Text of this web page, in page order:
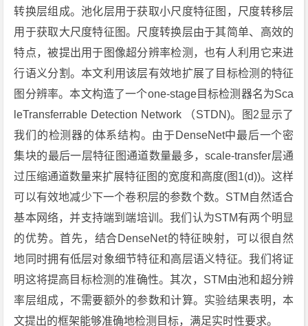
转换层组成。池化层用于获取小尺度特征图，尺度转移层
用于获取大尺度特征图。尺度转换层由于其简单、高效的
特点，被提出用于图像超分辨率检测，也有人利用它来进
行语义分割。本文利用该层有效地扩展了目标检测的特征
图分辨率。本文构造了一个one-stage目标检测器名为Sca
leTransferrable Detection Network （STDN)。图2显示了
我们的检测器的体系结构。由于DenseNet中最后一个密
集块的最后一层特征图通道数量最多，scale-transfer层通
过压缩通道数量来扩展特征图的宽度和高度(图1(d))。这样
可以有效地减少下一个卷积层的参数个数。STM自然适合
基本网络，并支持端到端培训。我们认为STM有两个明显
的优势。首先，结合DenseNet的特征映射，可以很自然
地同时拥有低层对象细节特征和高层语义特征。我们将证
明这将提高目标检测的准确性。其次，STM由池和超分辨
率层组成，不需要额外的参数和计算。实验结果表明，本
文提出的框架能够准确地检测目标，满足实时性要求。